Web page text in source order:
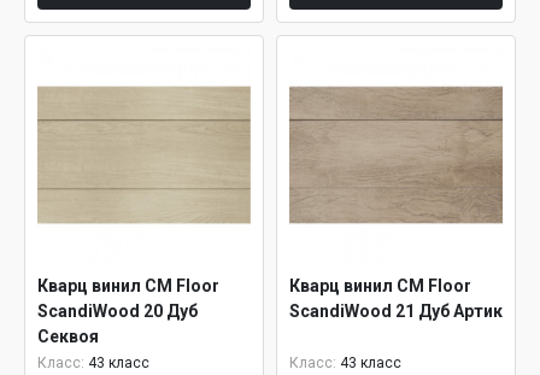
Кварц винил CM Floor
ScandiWood 20 Дуб
Секвоя
Класс: 43 класс
Кварц винил CM Floor
ScandiWood 21 Дуб Артик
Класс: 43 класс